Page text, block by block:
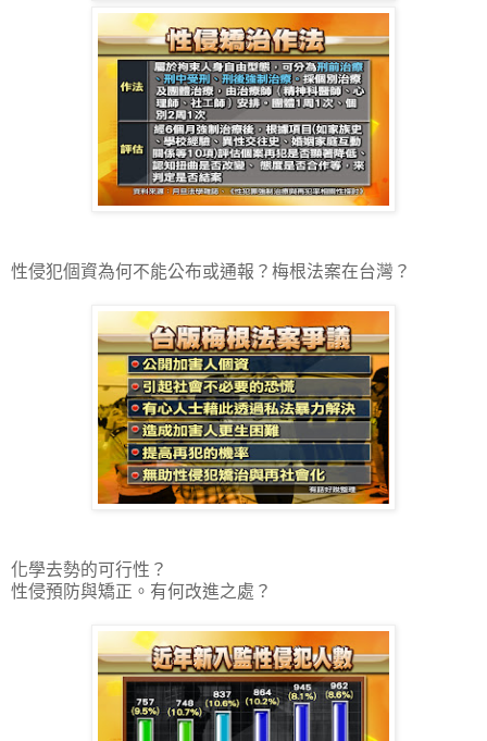
性侵犯個資為何不能公布或通報？梅根法案在台灣？
化學去勢的可行性？
性侵預防與矯正。有何改進之處？